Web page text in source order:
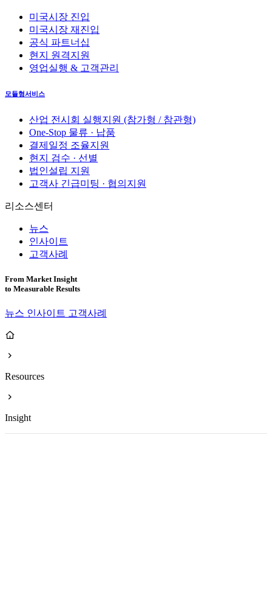
미국시장 진입
미국시장 재진입
공식 파트너십
현지 원격지원
영업실행 & 고객관리
모듈형서비스
산업 전시회 실행지원 (참가형 / 참관형)
One-Stop 물류 · 납품
결제일정 조율지원
현지 검수 · 선별
법인설립 지원
고객사 긴급미팅 · 협의지원
리소스센터
뉴스
인사이트
고객사례
From Market Insight
to Measurable Results
뉴스 인사이트 고객사례
Resources
Insight